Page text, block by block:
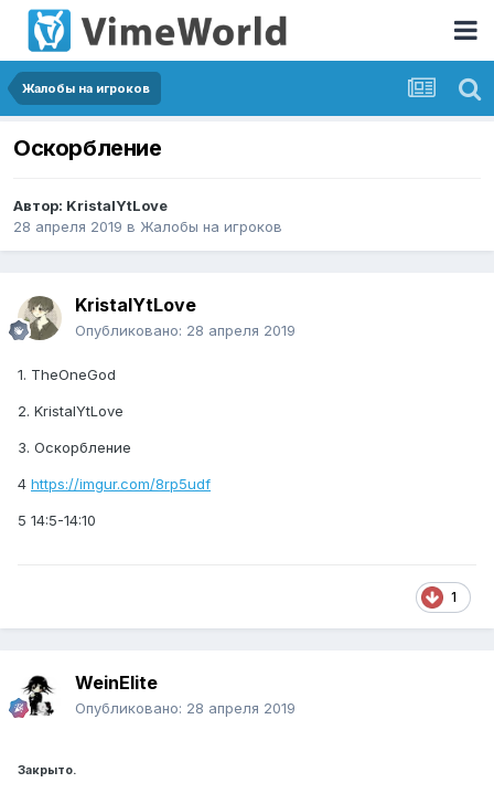
Жалобы на игроков
Оскорбление
Автор: KristalYtLove
28 апреля 2019 в Жалобы на игроков
KristalYtLove
Опубликовано: 28 апреля 2019
1. TheOneGod
2. KristalYtLove
3. Оскорбление
4 https://imgur.com/8rp5udf
5 14:5-14:10
1
WeinElite
Опубликовано: 28 апреля 2019
Закрыто.